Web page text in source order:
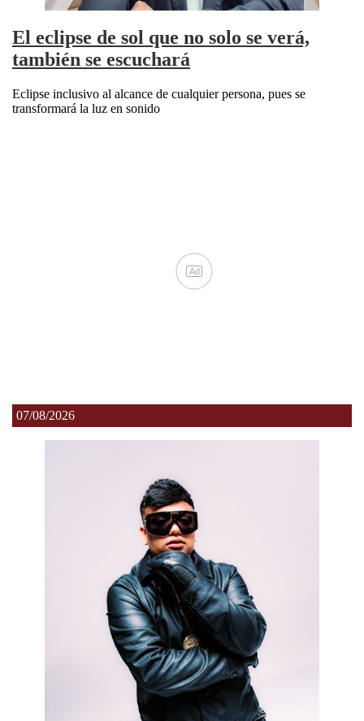
El eclipse de sol que no solo se verá,
también se escuchará
Eclipse inclusivo al alcance de cualquier persona, pues se
transformará la luz en sonido
Ad
07/08/2026